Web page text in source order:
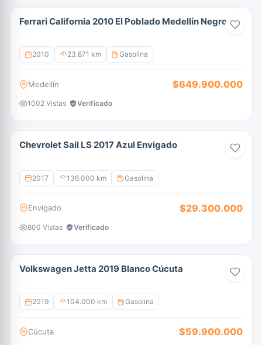
Ferrari California 2010 El Poblado Medellín Negro
2010 23.871 km Gasolina
Medellín $649.900.000
1002 Vistas Verificado
Chevrolet Sail LS 2017 Azul Envigado
2017 136.000 km Gasolina
Envigado $29.300.000
800 Vistas Verificado
Volkswagen Jetta 2019 Blanco Cúcuta
2019 104.000 km Gasolina
Cúcuta $59.900.000